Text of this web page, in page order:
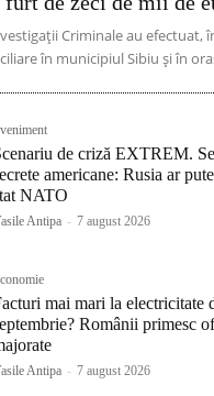
Criminale au efectuat,
în municipiul Sibiu și în
de criză EXTREM.
americane: Rusia ar
NATO
Antipa - 7 august 2026
mai mari la electricitate
Românii primesc
Antipa - 7 august 2026